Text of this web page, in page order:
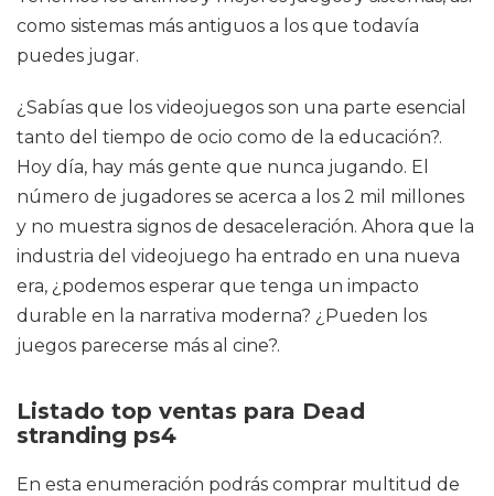
como sistemas más antiguos a los que todavía
puedes jugar.
¿Sabías que los videojuegos son una parte esencial
tanto del tiempo de ocio como de la educación?.
Hoy día, hay más gente que nunca jugando. El
número de jugadores se acerca a los 2 mil millones
y no muestra signos de desaceleración. Ahora que la
industria del videojuego ha entrado en una nueva
era, ¿podemos esperar que tenga un impacto
durable en la narrativa moderna? ¿Pueden los
juegos parecerse más al cine?.
Listado top ventas para Dead
stranding ps4
En esta enumeración podrás comprar multitud de